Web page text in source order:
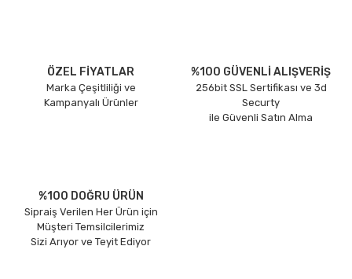
ÖZEL FİYATLAR
Marka Çeşitliliği ve
Kampanyalı Ürünler
%100 GÜVENLİ ALIŞVERİŞ
256bit SSL Sertifikası ve 3d
Securty
ile Güvenli Satın Alma
%100 DOĞRU ÜRÜN
Sipraiş Verilen Her Ürün için
Müşteri Temsilcilerimiz
Sizi Arıyor ve Teyit Ediyor